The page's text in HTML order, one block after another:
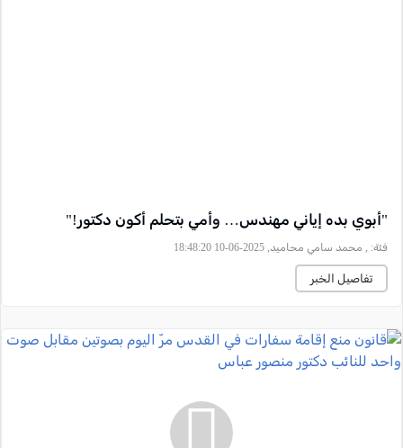
"أبوي بده إياني مهندس… وأمي بتحلم أكون دكتور!"
فئة: , محمد سامي محاميد, 2025-06-10 18:48:20
تفاصيل الخبر